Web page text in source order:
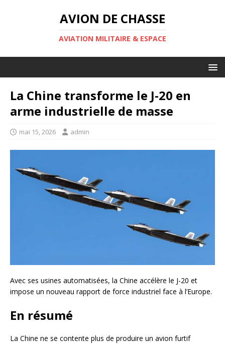
AVION DE CHASSE
AVIATION MILITAIRE & ESPACE
La Chine transforme le J-20 en
arme industrielle de masse
mai 15, 2026 admin
Avec ses usines automatisées, la Chine accélère le J-20 et
impose un nouveau rapport de force industriel face à l’Europe.
En résumé
La Chine ne se contente plus de produire un avion furtif